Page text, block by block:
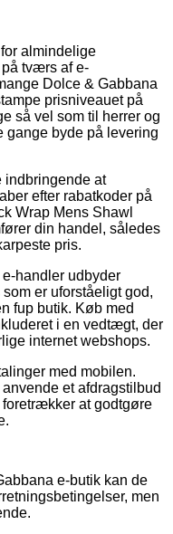
almindelige
tværs af e-
Dolce & Gabbana
prisniveauet på
så vel som til herrer og
gange byde på levering
at
efter rabatkoder på
Wrap Mens Shawl
din handel, således
pris.
handler udbyder
er uforståeligt god,
fup butik. Køb med
i en vedtægt, der
internet webshops.
med mobilen.
et afdragstilbud
at godtgøre
e-butik kan de
men